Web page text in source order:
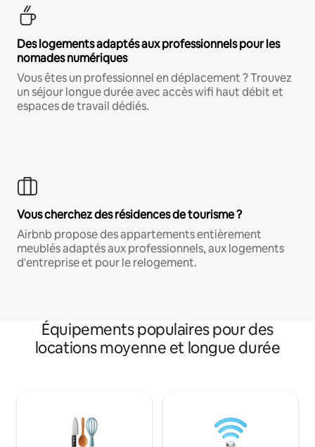
Des logements adaptés aux professionnels pour les
nomades numériques
Vous êtes un professionnel en déplacement ? Trouvez
un séjour longue durée avec accès wifi haut débit et
espaces de travail dédiés.
Vous cherchez des résidences de tourisme ?
Airbnb propose des appartements entièrement
meublés adaptés aux professionnels, aux logements
d'entreprise et pour le relogement.
Équipements populaires pour des
locations moyenne et longue durée